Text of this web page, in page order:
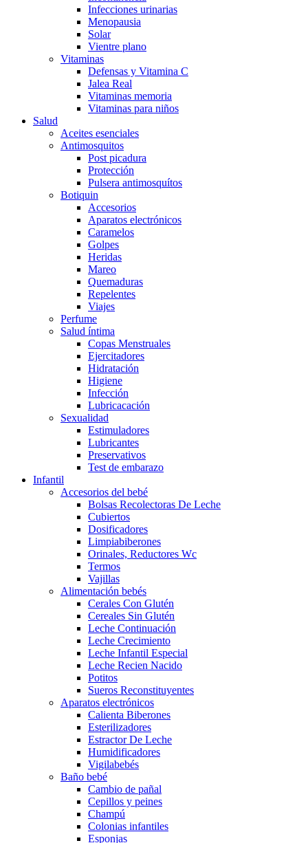
Infecciones urinarias
Menopausia
Solar
Vientre plano
Vitaminas
Defensas y Vitamina C
Jalea Real
Vitaminas memoria
Vitaminas para niños
Salud
Aceites esenciales
Antimosquitos
Post picadura
Protección
Pulsera antimosquítos
Botiquin
Accesorios
Aparatos electrónicos
Caramelos
Golpes
Heridas
Mareo
Quemaduras
Repelentes
Viajes
Perfume
Salud íntima
Copas Menstruales
Ejercitadores
Hidratación
Higiene
Infección
Lubricacación
Sexualidad
Estimuladores
Lubricantes
Preservativos
Test de embarazo
Infantil
Accesorios del bebé
Bolsas Recolectoras De Leche
Cubiertos
Dosificadores
Limpiabiberones
Orinales, Reductores Wc
Termos
Vajillas
Alimentación bebés
Cerales Con Glutén
Cereales Sin Glutén
Leche Continuación
Leche Crecimiento
Leche Infantil Especial
Leche Recien Nacido
Potitos
Sueros Reconstituyentes
Aparatos electrónicos
Calienta Biberones
Esterilizadores
Estractor De Leche
Humidificadores
Vigilabebés
Baño bebé
Cambio de pañal
Cepillos y peines
Champú
Colonias infantiles
Esponjas